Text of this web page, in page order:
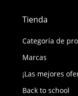
Tienda
Categoría de
Marcas
¡Las mejores
Back to school